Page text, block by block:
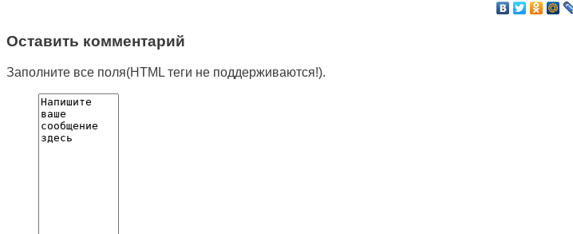
Оставить комментарий
Заполните все поля(HTML теги не поддерживаются!).